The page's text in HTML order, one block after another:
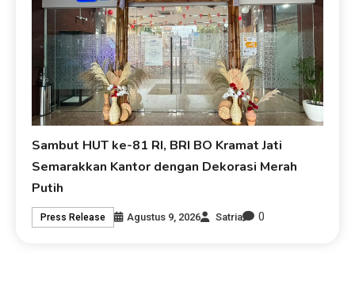
Sambut HUT ke-81 RI, BRI BO Kramat Jati
Semarakkan Kantor dengan Dekorasi Merah
Putih
Press Release Agustus 9, 2026 Satria 0